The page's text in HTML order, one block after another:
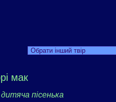
Обрати інший твір
мак
пісенька